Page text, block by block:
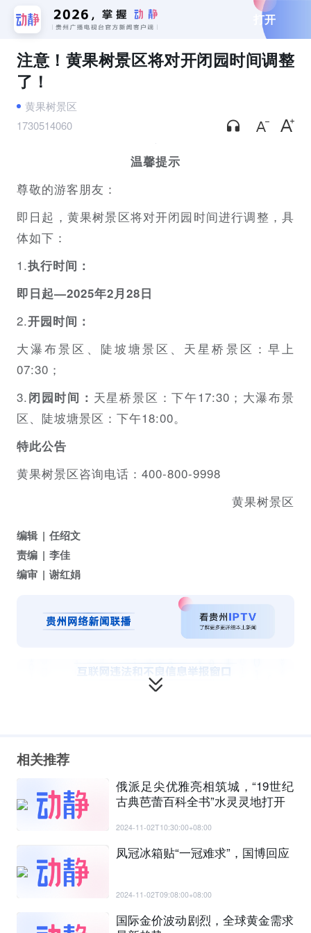
打开
注意！黄果树景区将对开闭园时间调整
了！
黄果树景区
1730514060
温馨提示
尊敬的游客朋友：
即日起，黄果树景区将对开闭园时间进行调整，具
体如下：
1.执行时间：
即日起—2025年2月28日
2.开园时间：
大瀑布景区、陡坡塘景区、天星桥景区：早上
07:30；
3.闭园时间： 天星桥景区：下午17:30；大瀑布景
区、陡坡塘景区：下午18:00。
特此公告
黄果树景区咨询电话：400-800-9998
黄果树景区
编辑
任绍文
责编
李佳
编审
谢红娟
相关推荐
俄派足尖优雅亮相筑城，“19世纪
古典芭蕾百科全书”水灵灵地打开
2024-11-02T10:30:00+08:00
凤冠冰箱贴“一冠难求”，国博回应
2024-11-02T09:08:00+08:00
国际金价波动剧烈，全球黄金需求